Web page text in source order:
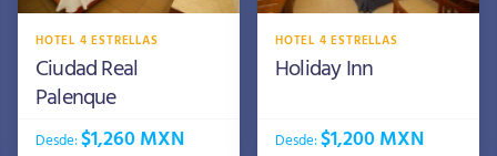
HOTEL 4 ESTRELLAS
Ciudad Real
Palenque
Desde:$1,260 MXN
HOTEL 4 ESTRELLAS
Holiday Inn
Desde:$1,200 MXN